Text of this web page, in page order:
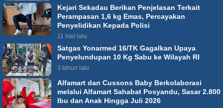
Kejari Sekadau Berikan Penjelasan Terkait
Perampasan 1,6 kg Emas, Percayakan
Penyelidikan Kepada Polisi
11 hari lalu
Satgas Yonarmed 16/TK Gagalkan Upaya
Penyelundupan 10 Kg Sabu ke Wilayah RI
3 tahun lalu
Alfamart dan Cussons Baby Berkolaborasi
melalui Alfamart Sahabat Posyandu, Sasar 2.800
Ibu dan Anak Hingga Juli 2026